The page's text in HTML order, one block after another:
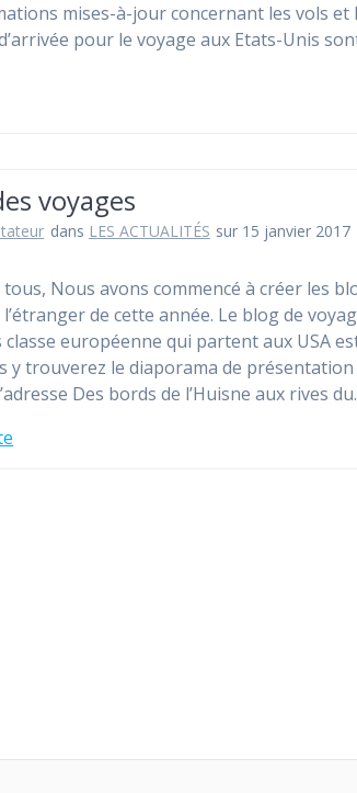
mises-à-jour concernant les vols et
pour le voyage aux Etats-Unis
voyages
dans LES ACTUALITÉS sur 15 janvier 2017
Nous avons commencé à créer les
de cette année. Le blog de
européenne qui partent aux USA
y trouverez le diaporama de présentation
Des bords de l’Huisne aux rives